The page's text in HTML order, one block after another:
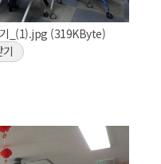
_(1).jpg (319KByte)
기